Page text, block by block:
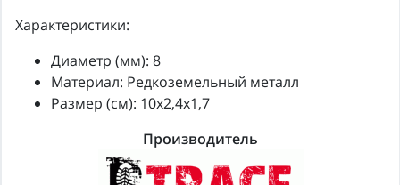
Характеристики:
Диаметр (мм): 8
Материал: Редкоземельный металл
Размер (см): 10х2,4х1,7
Производитель